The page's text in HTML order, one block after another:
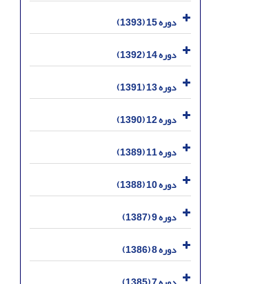
دوره 15 (1393)
دوره 14 (1392)
دوره 13 (1391)
دوره 12 (1390)
دوره 11 (1389)
دوره 10 (1388)
دوره 9 (1387)
دوره 8 (1386)